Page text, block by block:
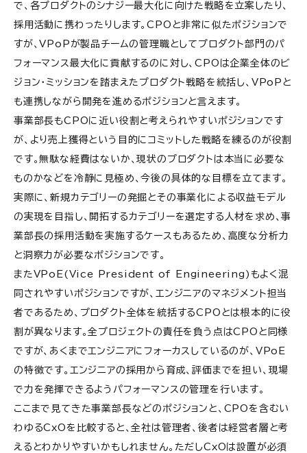
で、各プロダクトのシナジー最大化に向けた戦略を立案したり、
採用活動に携わったりします。CPOと非常に似たポジションで
すが、VPoPが製品チームの管理職としてプロダクト部門のパ
フォーマンス最大化に貢献するのに対し、CPOは企業全体のビ
ジョン・ミッションを踏まえたプロダクト戦略を統括し、VPoPと
も連携しながら開発を進めるポジションと言えます。
事業部長もCPOに近い役割と考えられやすいポジションです
が、より売上獲得という目的にコミットした戦略を練るのが役割
です。無駄な経費はないか、現状のプロダクトは本当に必要な
ものかなどを冷静に見極め、今後の具体的な目標を立てます。
実際に、新規カテゴリーの発掘とその事業化による収益モデル
の実現を目指し、開拓するカテゴリーを選定する人材を求め、事
業部長の採用活動を実施するケースもあるため、高度な分析力
と洞察力が必要なポジションです。
またVPoE(Vice President of Engineering)もよく混
同されやすいポジションですが、エンジニアのマネジメント担当
者であるため、プロダクト全体を統括するCPOとは根本的に役
割が異なります。全プロジェクトの責任を負う点はCPOと同様
ですが、あくまでエンジニアにフォーカスしているのが、VPoE
の特徴です。エンジニアの採用から育成、評価までを担い、現場
で力を発揮できるようパフォーマンスの管理を行います。
ここまで見てきた事業部長などのポジションと、CPOを含むい
わゆるCxOを比較すると、全社は管理者、後者は経営者層と考
えるとわかりやすいかもしれません。ただしCxOは設置が必須